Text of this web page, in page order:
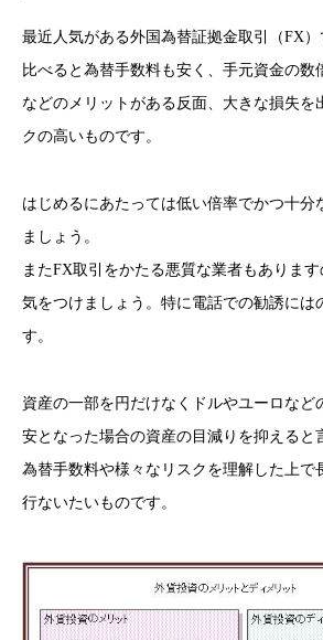
最近人気がある外国為替証拠金取引（FX
比べると為替手数料も安く、手元資金の数
などのメリットがある反面、大きな損失を
クの高いものです。
はじめるにあたっては低い倍率でかつ十分
ましょう。
またFX取引をかたる悪質な業者もありま
気をつけましょう。 特に電話での勧誘には
す。
資産の一部を円だけなくドルやユーロなど
安となった場合の資産の目減りを抑えると
為替手数料や様々なリスクを理解した上で
行ないたいものです。